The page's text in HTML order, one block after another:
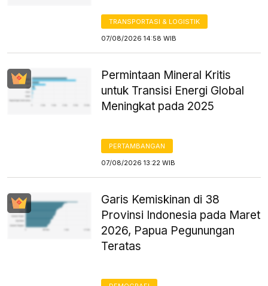
TRANSPORTASI & LOGISTIK
07/08/2026 14:58 WIB
Permintaan Mineral Kritis
untuk Transisi Energi Global
Meningkat pada 2025
PERTAMBANGAN
07/08/2026 13:22 WIB
Garis Kemiskinan di 38
Provinsi Indonesia pada Maret
2026, Papua Pegunungan
Teratas